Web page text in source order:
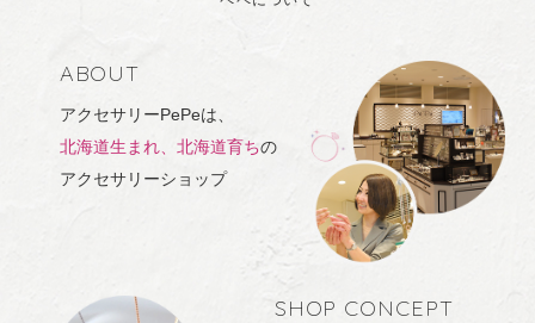
2022.11.23 オンラインショップにてＪＬジュエル
2021.10.26 オンラインショップがリニューアルしました。
2021.10.26 パスワード再設定のお願い
以前のオンラインショップで会員登録していただいているお客
様は、これまでのパスワードがお使いいただけない状態となっ
お手数ですがパスワードの再設定をお願い致します。
ABOUT
アクセサリーPePeは、
北海道生まれ、北海道育ちの
アクセサリーショップ
SHOP CONCEPT